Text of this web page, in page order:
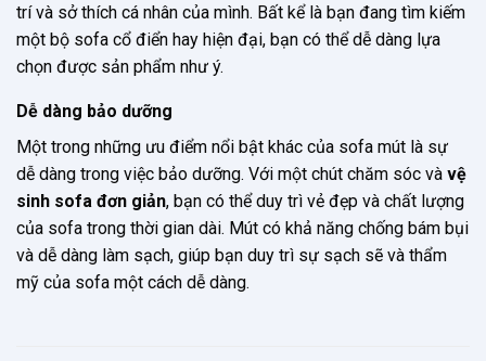
trí và sở thích cá nhân của mình. Bất kể là bạn đang tìm kiếm
một bộ sofa cổ điển hay hiện đại, bạn có thể dễ dàng lựa
chọn được sản phẩm như ý.
Dễ dàng bảo dưỡng
Một trong những ưu điểm nổi bật khác của sofa mút là sự
dễ dàng trong việc bảo dưỡng. Với một chút chăm sóc và vệ
sinh sofa đơn giản, bạn có thể duy trì vẻ đẹp và chất lượng
của sofa trong thời gian dài. Mút có khả năng chống bám bụi
và dễ dàng làm sạch, giúp bạn duy trì sự sạch sẽ và thẩm
mỹ của sofa một cách dễ dàng.